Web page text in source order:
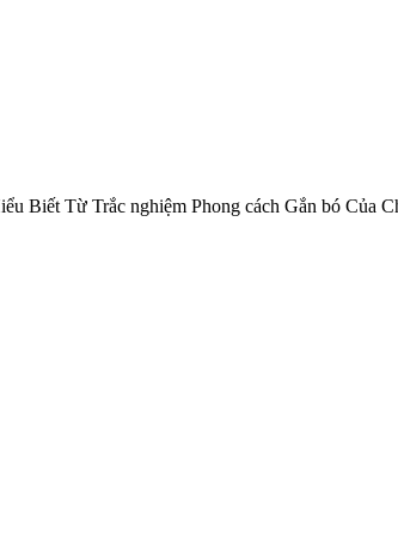
Biết Từ Trắc nghiệm Phong cách Gắn bó Của